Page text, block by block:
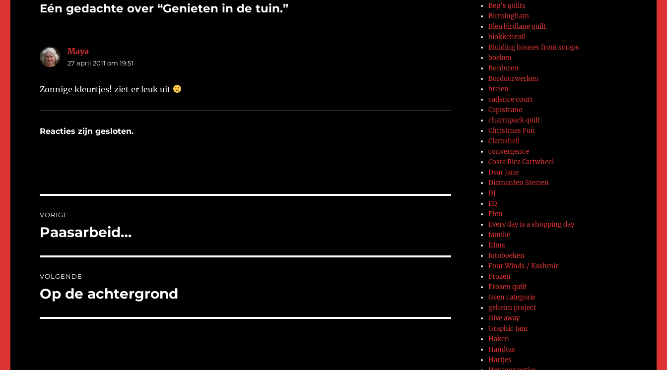
Eén gedachte over “Genieten in de tuin.”
Maya
27 april 2011 om 19:51
Zonnige kleurtjes! ziet er leuk uit
Reacties zijn gesloten.
navigatie
VORIGE
Vorig
Paasarbeid…
VOLGENDE
Volgend
Op de achtergrond
Bep's quilts
Birmingham
Bleu birdlane quilt.
blokkenruil
Bluiding houses from scraps
boeken
Borduren
Borduurwerken
breien
cadence court
Capistrano
charmpack quilt
Christmas Fun
Clamshell
convergence
Costa Rica Cartwheel
Dear Jane
Diamanten Sterren
DJ
EQ
Eten
Every day is a shopping day
familie
films
fotoboeken
Four Winds / Kashmir
Frozen
Frozen quilt
Geen categorie
geheim project
Give away
Graphic Jam
Haken
Handtas
Hartjes